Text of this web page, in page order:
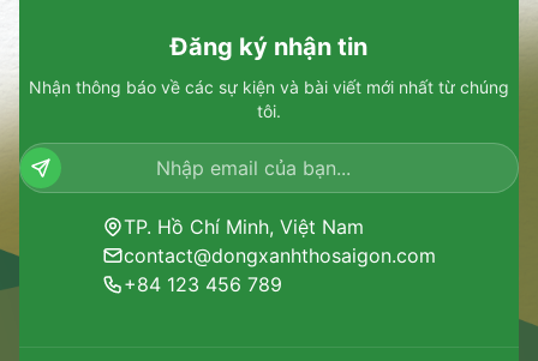
Đăng ký nhận tin
Nhận thông báo về các sự kiện và bài viết mới nhất từ chúng
tôi.
TP. Hồ Chí Minh, Việt Nam
contact@dongxanhthosaigon.com
+84 123 456 789